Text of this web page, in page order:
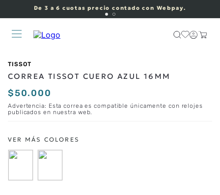
De 3 a 6 cuotas precio contado con Webpay.
TISSOT
CORREA TISSOT CUERO AZUL 16MM
$50.000
Advertencia: Esta correa es compatible únicamente con relojes
publicados en nuestra web.